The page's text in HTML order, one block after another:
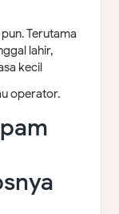
Terutama
lahir,
kecil
operator.